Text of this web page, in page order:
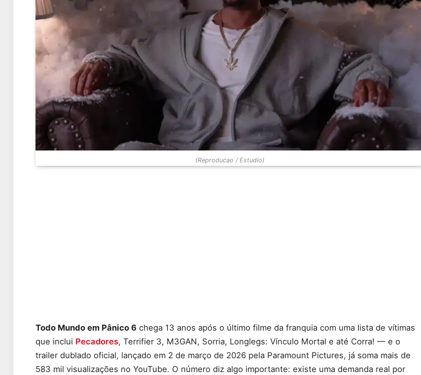
(Reproducao / Estudio)
Todo Mundo em Pânico 6 chega 13 anos após o último filme da franquia com uma lista de vítimas
que inclui Pecadores, Terrifier 3, M3GAN, Sorria, Longlegs: Vínculo Mortal e até Corra! — e o
trailer dublado oficial, lançado em 2 de março de 2026 pela Paramount Pictures, já soma mais de
583 mil visualizações no YouTube. O número diz algo importante: existe uma demanda real por